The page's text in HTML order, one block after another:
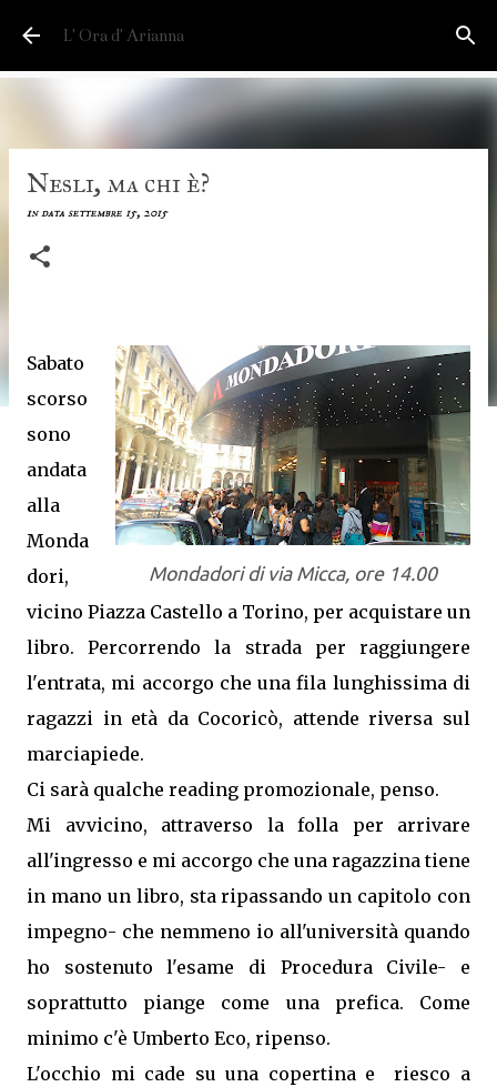
Passa ai contenuti principali
L' Ora d' Arianna
Nesli, ma chi è?
in data settembre 15, 2015
Mondadori di via Micca, ore 14.00
Sabato
scorso
sono
andata
alla
Monda
dori,
vicino Piazza Castello a Torino, per acquistare un
libro. Percorrendo la strada per raggiungere
l'entrata, mi accorgo che una fila lunghissima di
ragazzi in età da Cocoricò, attende riversa sul
marciapiede.
Ci sarà qualche reading promozionale, penso.
Mi avvicino, attraverso la folla per arrivare
all'ingresso e mi accorgo che una ragazzina tiene
in mano un libro, sta ripassando un capitolo con
impegno- che nemmeno io all'università quando
ho sostenuto l'esame di Procedura Civile- e
soprattutto piange come una prefica. Come
minimo c'è Umberto Eco, ripenso.
L'occhio mi cade su una copertina e riesco a